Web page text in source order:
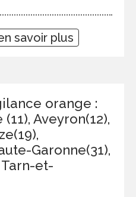
savoir plus
orange :
Aveyron(12),
Garonne(31),
Tarn-et-